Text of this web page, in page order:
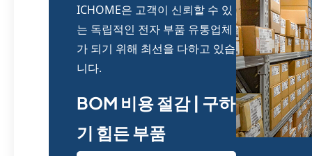
ICHOME은 고객이 신뢰할 수 있
는 독립적인 전자 부품 유통업체
가 되기 위해 최선을 다하고 있습
니다.
BOM 비용 절감 | 구하
기 힘든 부품